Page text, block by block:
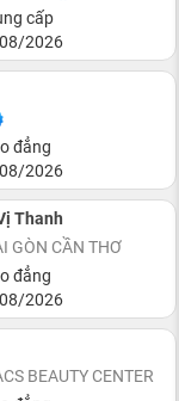
cấp
2026
đẳng
2026
Thanh
GÒN CẦN THƠ
đẳng
2026
BEAUTY CENTER